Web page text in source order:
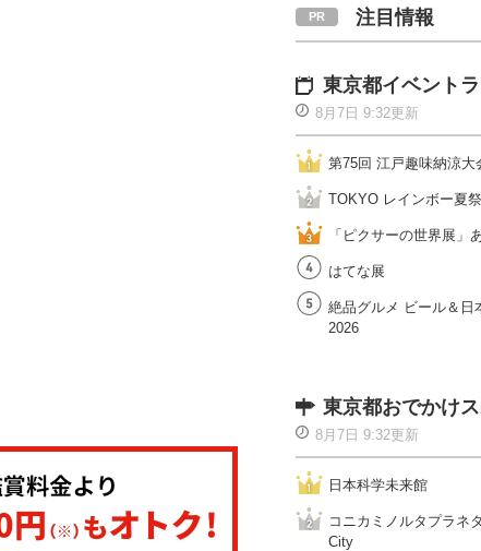
注目情報
東京都イベント
8月7日 9:32更新
第75回 江戸趣味納涼大
TOKYO レインボー夏
「ピクサーの世界展」
はてな展
絶品グルメ ビール＆日
2026
東京都おでかけ
8月7日 9:32更新
日本科学未来館
コニカミノルタプラネ
City